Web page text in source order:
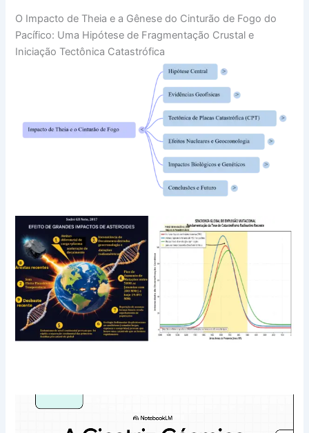
O Impacto de Theia e a Gênese do Cinturão de Fogo do
Pacífico: Uma Hipótese de Fragmentação Crustal e
Iniciação Tectônica Catastrófica
Tocador